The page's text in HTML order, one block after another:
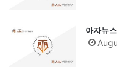
아자뉴